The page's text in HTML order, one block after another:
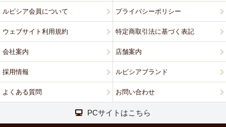
ルピシア会員について プライバシーポリシー
ウェブサイト利用規約 特定商取引法に基づく表記
会社案内 店舗案内
採用情報 ルピシアブランド
よくある質問 お問い合わせ
PCサイトはこちら